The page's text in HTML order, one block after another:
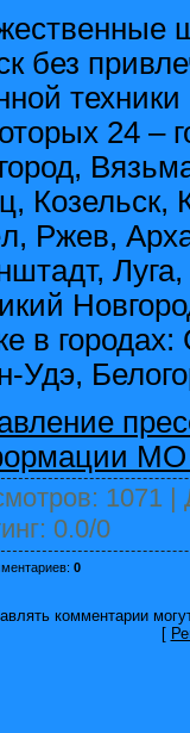
без
24 –
Козельск,
Ржев,
в
Удэ,
: 1071 |
: 0.0/0
: 0
комментарии
[